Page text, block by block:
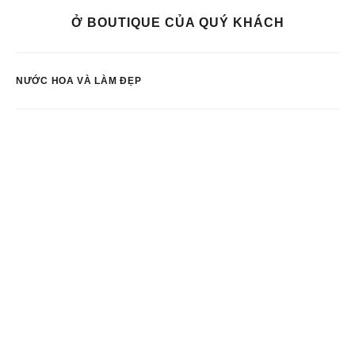
Ở BOUTIQUE CỦA QUÝ KHÁCH
NƯỚC HOA VÀ LÀM ĐẸP